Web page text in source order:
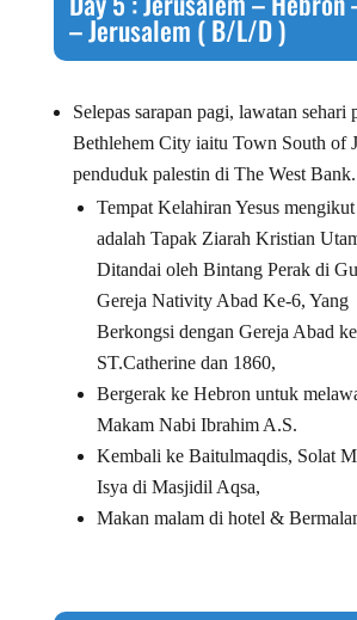
– Jerusalem ( B/L/D )
Selepas sarapan pagi, lawatan sehari
Bethlehem City iaitu Town South of
penduduk palestin di The West Bank.
Tempat Kelahiran Yesus
adalah Tapak Ziarah Kristian
Ditandai oleh Bintang Perak di
Gereja Nativity Abad Ke-6, Yang
Berkongsi dengan Gereja Abad
ST.Catherine dan 1860,
Bergerak ke Hebron untuk
Makam Nabi Ibrahim A.S.
Kembali ke Baitulmaqdis, Solat
Isya di Masjidil Aqsa,
Makan malam di hotel &